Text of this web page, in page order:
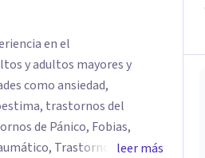
en el
y adultos mayores y
como ansiedad,
trastornos del
de Pánico, Fobias,
Trastorno de Déficit
leer más